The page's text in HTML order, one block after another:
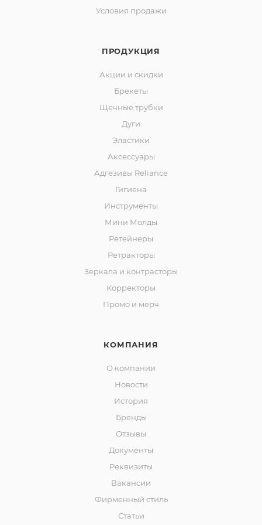
Условия продажи
ПРОДУКЦИЯ
Акции и скидки
Брекеты
Щечные трубки
Дуги
Эластики
Аксессуары
Адгезивы Reliance
Гигиена
Инструменты
Мини Молды
Ретейнеры
Ретракторы
Зеркала и контраcторы
Корректоры
Промо и мерч
КОМПАНИЯ
О компании
Новости
История
Бренды
Отзывы
Документы
Реквизиты
Вакансии
Фирменный стиль
Статьи